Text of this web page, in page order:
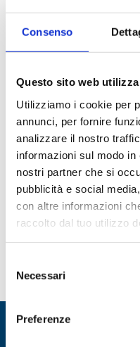
Consenso
Questo sito web
Utilizziamo i cookie per
annunci, per fornire
analizzare il nostro
informazioni sul modo
nostri partner che si
pubblicità e social
con altre informazioni
raccolto dal tuo utilizzo
delNecessari
Preferenze
500 - accessori
Accessori per agitatori
20/80 e ES-20/80C
Paginazione